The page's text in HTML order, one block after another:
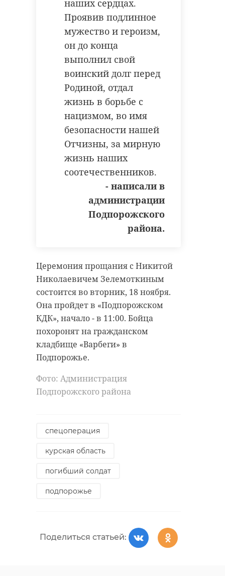
наших сердцах.
Проявив подлинное
мужество и героизм,
он до конца
выполнил свой
воинский долг перед
Родиной, отдал
жизнь в борьбе с
нацизмом, во имя
безопасности нашей
Отчизны, за мирную
жизнь наших
соотечественников.
- написали в
администрации
Подпорожского
района.
Церемония прощания с Никитой
Николаевичем Зелемоткиным
состоится во вторник, 18 ноября.
Она пройдет в «Подпорожском
КДК», начало - в 11:00. Бойца
похоронят на гражданском
кладбище «Варбеги» в
Подпорожье.
Фото: Администрация
Подпорожского района
спецоперация
курская область
погибший солдат
подпорожье
Поделиться статьей:
Фото: Центр спортивной
подготовки Ленинградской
области
тхэквондо
чемпионат мира
Поделиться статьей: